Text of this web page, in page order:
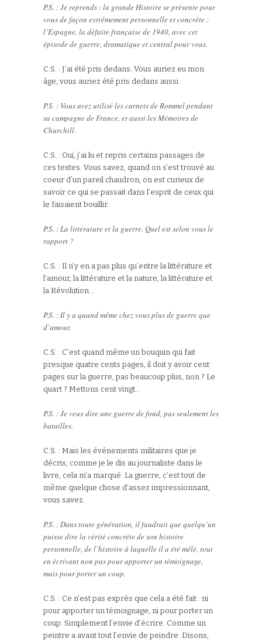
P.S. : Je reprends : la grande Histoire se présente pour
vous de façon extrêmement personnelle et concrète :
l’Espagne, la défaite française de 1940, avec cet
épisode de guerre, dramatique et central pour vous.
C.S. : J’ai été pris dedans. Vous auriez eu mon
âge, vous auriez été pris dedans aussi.
P.S. : Vous avez utilisé les carnets de Rommel pendant
sa campagne de France, et aussi les Mémoires de
Churchill.
C.S. : Oui, j’ai lu et repris certains passages de
ces textes. Vous savez, quand on s’est trouvé au
coeur d’un pareil chaudron, on est curieux de
savoir ce qui se passait dans l’esprit de ceux qui
le faisaient bouillir.
P.S. : La littérature et la guerre. Quel est selon vous le
rapport ?
C.S. : Il n’y en a pas plus qu’entre la littérature et
l’amour, la littérature et la nature, la littérature et
la Révolution…
P.S. : Il y a quand même chez vous plus de guerre que
d’amour.
C.S. : C’est quand même un bouquin qui fait
presque quatre cents pages, il doit y avoir cent
pages sur la guerre, pas beaucoup plus, non ? Le
quart ? Mettons cent vingt…
P.S. : Je veux dire une guerre de fond, pas seulement les
batailles.
C.S. : Mais les événements militaires que je
décris, comme je le dis au journaliste dans le
livre, cela m’a marqué. La guerre, c’est tout de
même quelque chose d’assez impressionnant,
vous savez.
P.S. : Dans toute génération, il faudrait que quelqu’un
puisse dire la vérité concrète de son histoire
personnelle, de l’histoire à laquelle il a été mêlé, tout
en écrivant non pas pour apporter un témoignage,
mais pour porter un coup.
C.S. : Ce n’est pas exprès que cela a été fait : ni
pour apporter un témoignage, ni pour porter un
coup. Simplement l’envie d’écrire. Comme un
peintre a avant tout l’envie de peindre. Disons,